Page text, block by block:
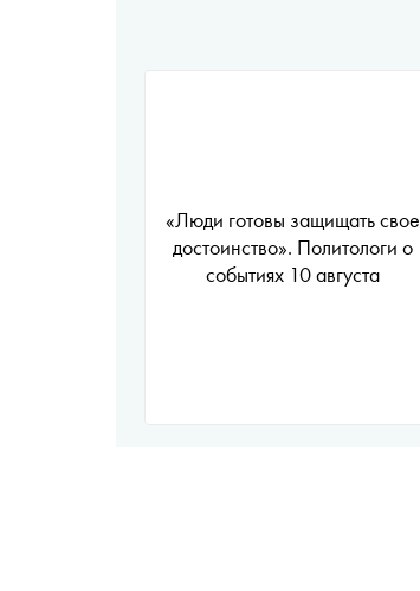
«Люди готовы защищать свое
достоинство». Политологи о
событиях 10 августа